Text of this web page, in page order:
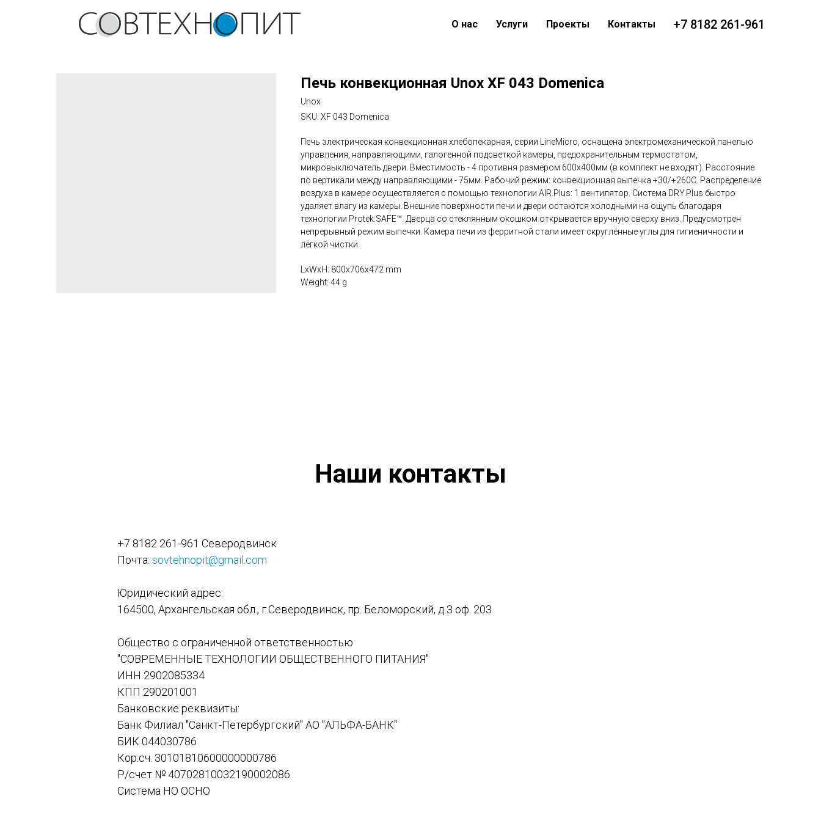
О нас Услуги Проекты Контакты +7 8182 261-961
Печь конвекционная Unox XF 043 Domenica
Unox
SKU: XF 043 Domenica
Печь электрическая конвекционная хлебопекарная, серии LineMicro, оснащена электромеханической панелью
управления, направляющими, галогенной подсветкой камеры, предохранительным термостатом,
микровыключатель двери. Вместимость - 4 противня размером 600х400мм (в комплект не входят). Расстояние
по вертикали между направляющими - 75мм. Рабочий режим: конвекционная выпечка +30/+260С. Распределение
воздуха в камере осуществляется с помощью технологии AIR.Plus: 1 вентилятор. Система DRY.Plus быстро
удаляет влагу из камеры. Внешние поверхности печи и двери остаются холодными на ощупь благодаря
технологии Protek.SAFE™. Дверца со стеклянным окошком открывается вручную сверху вниз. Предусмотрен
непрерывный режим выпечки. Камера печи из ферритной стали имеет скруглённые углы для гигиеничности и
лёгкой чистки.
LxWxH: 800x706x472 mm
Weight: 44 g
Наши контакты
+7 8182 261-961 Северодвинск
Почта: sovtehnopit@gmail.com
Юридический адрес:
164500, Архангельская обл., г.Северодвинск, пр. Беломорский, д.3 оф. 203
Общество с ограниченной ответственностью
"СОВРЕМЕННЫЕ ТЕХНОЛОГИИ ОБЩЕСТВЕННОГО ПИТАНИЯ"
ИНН 2902085334
КПП 290201001
Банковские реквизиты:
Банк Филиал "Санкт-Петербургский" АО "АЛЬФА-БАНК"
БИК 044030786
Кор.сч. 30101810600000000786
Р/счет № 40702810032190002086
Система НО ОСНО